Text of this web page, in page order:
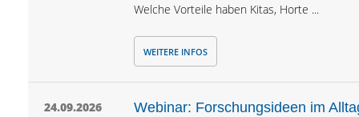
Welche Vorteile haben Kitas, Horte ...
WEITERE INFOS
24.09.2026 Webinar: Forschungsideen im